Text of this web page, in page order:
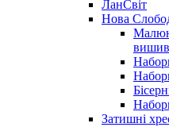
ЛанСвіт
Нова
Затишні